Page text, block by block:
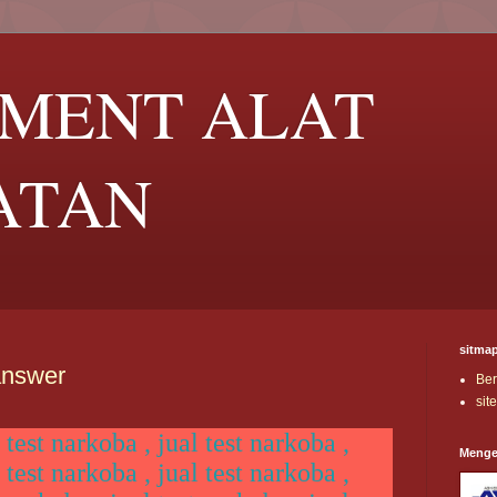
ALAT
narkoba , jual test narkoba ,
narkoba , jual test narkoba ,